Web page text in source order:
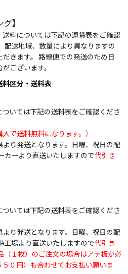
】
料については下記の運賃表をご確認
配送地域、数量により異なりますの
きます。 路線便での発送のため日
ございます。
料区分・送料表
いては下記の送料表をご確認くださ
で送料無料になります。）
り発送となります。日曜、祝日の配
カーより直送いたしますので代引き
いては下記の送料表をご確認くださ
り発送となります。日曜、祝日の配
工場より直送いたしますので代引き
（１枚）のご注文の場合はアテ板が必
０円）も合わせてお支払い願いま